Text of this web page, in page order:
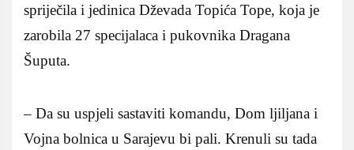
spriječila i jedinica Dževada Topića Tope, koja je
zarobila 27 specijalaca i pukovnika Dragana
Šuputa.
– Da su uspjeli sastaviti komandu, Dom ljiljana i
Vojna bolnica u Sarajevu bi pali. Krenuli su tada